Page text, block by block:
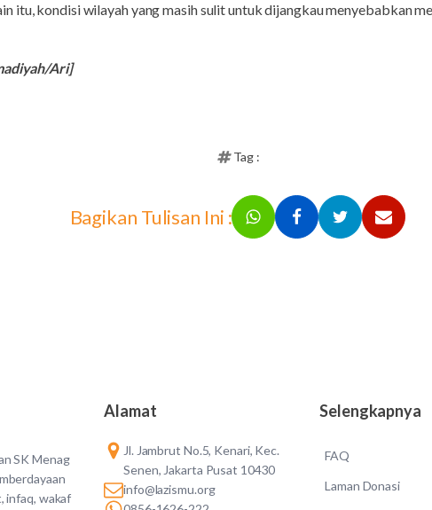
itu, kondisi wilayah yang masih sulit untuk dijangkau menyebabkan
Ari]
Tag :
Bagikan Tulisan Ini :
SK Menag
infaq, wakaf
Alamat
Jl. Jambrut No.5, Kenari, Kec.
Senen, Jakarta Pusat 10430
info@lazismu.org
Selengkapnya
FAQ
Laman Donasi